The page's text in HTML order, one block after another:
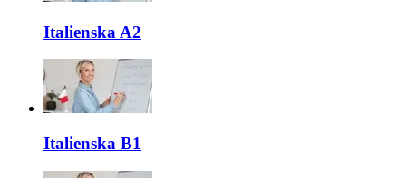
Italienska A2
Italienska B1